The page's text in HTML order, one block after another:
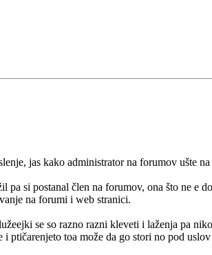
jas kako administrator na forumov ušte
si postanal člen na forumov, ona što ne e
na forumi i web stranici.
se so razno razni kleveti i laženja pa
ptičarenjeto toa može da go stori no pod